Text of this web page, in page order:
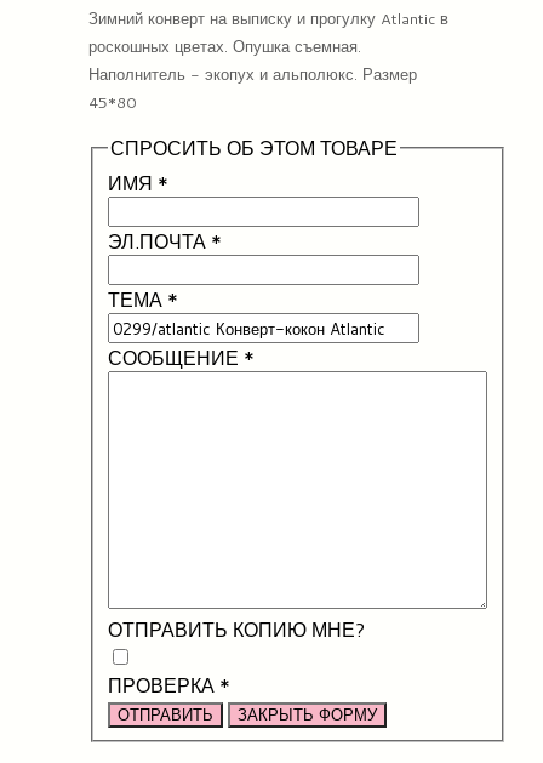
Зимний конверт на выписку и прогулку Atlantic в
роскошных цветах. Опушка съемная.
Наполнитель - экопух и альполюкс. Размер
45*80
СПРОСИТЬ ОБ ЭТОМ ТОВАРЕ
ИМЯ *
ЭЛ.ПОЧТА*
ТЕМА*
СООБЩЕНИЕ *
ОТПРАВИТЬ КОПИЮ МНЕ?
ПРОВЕРКА*
ОТПРАВИТЬ ЗАКРЫТЬ ФОРМУ